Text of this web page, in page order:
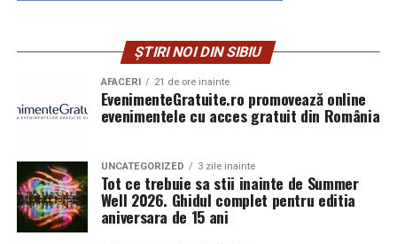
ȘTIRI NOI DIN SIBIU
AFACERI 21 de ore inainte
EvenimenteGratuite.ro promovează online
evenimentele cu acces gratuit din România
UNCATEGORIZED 3 zile inainte
Tot ce trebuie sa stii inainte de Summer
Well 2026. Ghidul complet pentru editia
aniversara de 15 ani